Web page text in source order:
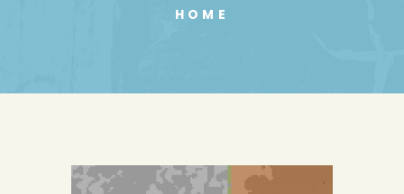
HOME